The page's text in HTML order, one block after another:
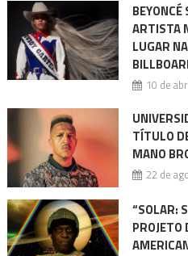
ARTISTA
LUGAR
10 de
TÍTULO
MANO
22 de
“SOLAR:
PROJETO